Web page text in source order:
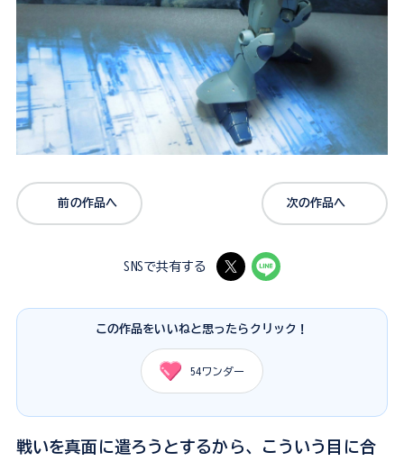
前の作品へ 次の作品へ
SNSで共有する
この作品をいいねと思ったらクリック！
54ワンダー
戦いを真面に遣ろうとするから、こういう目に合